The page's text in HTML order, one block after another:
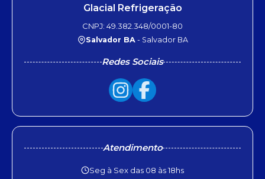
Glacial Refrigeração
CNPJ: 49.382.348/0001-80
Salvador BA- Salvador BA
Redes Sociais
Atendimento
Seg à Sex das 08 às 18hs